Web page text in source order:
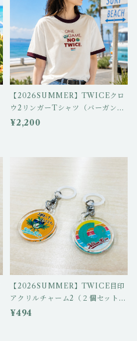
【2026SUMMER】TWICEクロ
ウ2リンガーTシャツ（バーガンデ
ィ/ナチュラル） igo-rt-02
¥2,200
【2026SUMMER】TWICE目印
アクリルチャーム2（２個セット）
igo-ch-02,igo-ch-03
¥494